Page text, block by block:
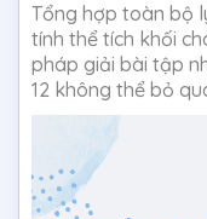
Tổng hợp toàn bộ
tính thể tích khối
pháp giải bài tập
12 không thể bỏ